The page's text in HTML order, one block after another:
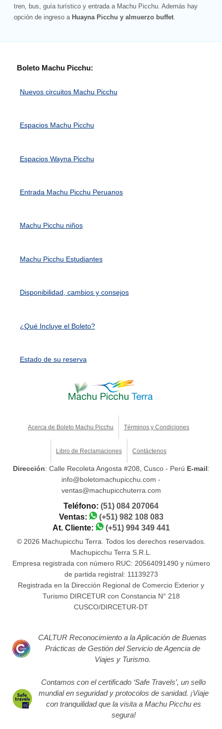
tren, bus, guía turístico y entrada a Machu Picchu. Además hay
opción de ingreso a Huayna Picchu y almuerzo buffet.
Boleto Machu Picchu:
Nuevos circuitos Machu Picchu
Espacios Machu Picchu
Espacios Wayna Picchu
Entrada Machu Picchu Peruanos
Machu Picchu niños
Machu Picchu Estudiantes
Disponibilidad, cambios y consejos
¿Qué Incluye el Boleto?
Estado de su reserva
Acerca de Boleto Machu Picchu Términos y Condiciones
Libro de Reclamaciones Contáctenos
Dirección: Calle Recoleta Angosta #208, Cusco - Perú E-mail:
info@boletomachupicchu.com -
ventas@machupicchuterra.com
Teléfono: (51) 084 207064
Ventas:
(+51) 982 108 083
At. Cliente:
(+51) 994 349 441
© 2026 Machupicchu Terra. Todos los derechos reservados.
Machupicchu Terra S.R.L.
Empresa registrada con número RUC: 20564091490 y número
de partida registral: 11139273
Registrada en la Dirección Regional de Comercio Exterior y
Turismo DIRCETUR con Constancia N° 218
CUSCO/DIRCETUR-DT
CALTUR Reconocimiento a la Aplicación de Buenas
Prácticas de Gestión del Servicio de Agencia de
Viajes y Turismo.
Contamos con el certificado ‘Safe Travels’, un sello
mundial en seguridad y protocolos de sanidad. ¡Viaje
con tranquilidad que la visita a Machu Picchu es
segura!